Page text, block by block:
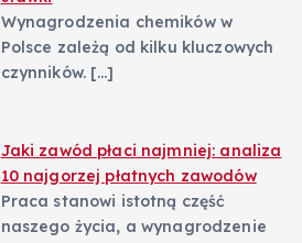
Wynagrodzenia chemików w
Polsce zależą od kilku kluczowych
czynników. […]
Jaki zawód płaci najmniej: analiza
10 najgorzej płatnych zawodów
Praca stanowi istotną część
naszego życia, a wynagrodzenie